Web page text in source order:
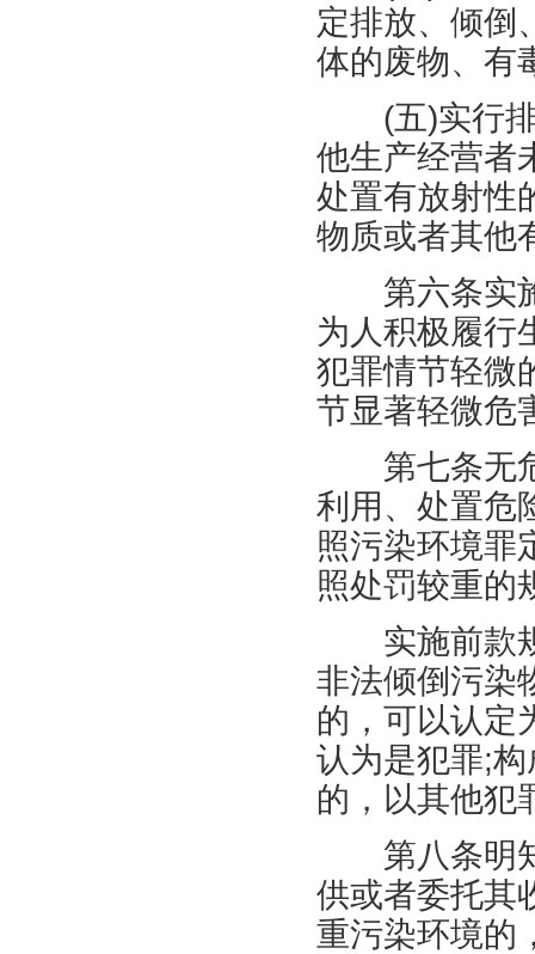
定排放、倾倒
体的废物、有
(五)实行
他生产经营者
处置有放射性
物质或者其他
第六条实施
为人积极履行
犯罪情节轻微
节显著轻微危
第七条无危
利用、处置危
照污染环境罪
照处罚较重的
实施前款规
非法倾倒污染
的，可以认定
认为是犯罪;构
的，以其他犯
第八条明知
供或者委托其
重污染环境的